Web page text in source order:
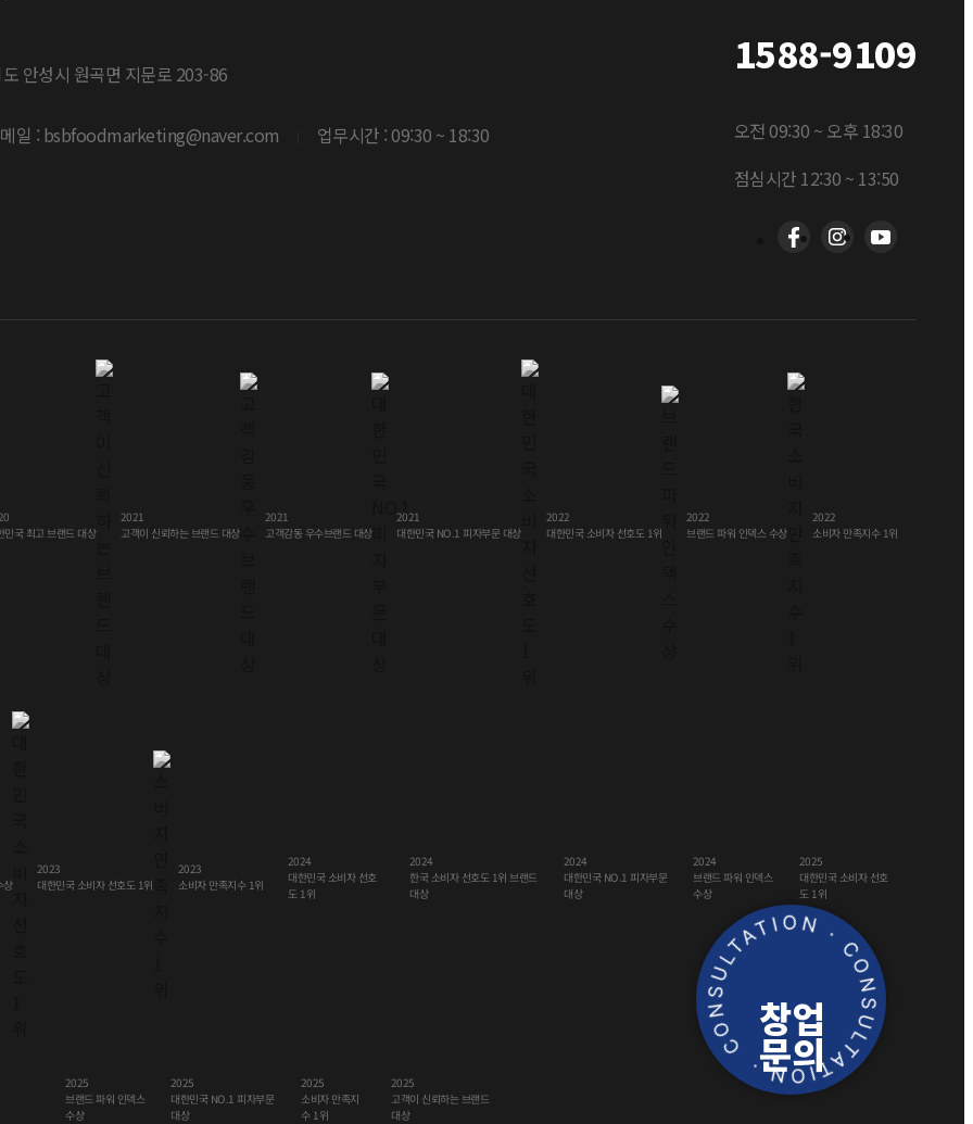
창업
문의
안성시 원곡면 지문로 203-86
일 : bsbfoodmarketing@naver.com 업무시간 : 09:30 ~ 18:30
1588-9109
오전 09:30 ~ 오후 18:30
점심시간 12:30 ~ 13:50
민국 최고브랜드 대상
2021
고객이 신뢰하는브랜드 대상
2021
고객감동우수브랜드 대상
2021
대한민국 NO.1 피자부문 대상
2022
대한민국 소비자선호도 1위
2022
브랜드 파워 인덱스 수상
2022
소비자 만족지수 1위
상
2023
대한민국 소비자 선호도 1위
2023
소비자 만족지수 1위
2024
대한민국 소비자 선호
도 1위
2024
한국 소비자 선호도 1위 브랜드
대상
2024
대한민국 NO.1 피자부문
대상
2024
브랜드 파워 인덱스
수상
2025
대한민국 소비자 선호
도 1위
2025
브랜드 파워 인덱스
수상
2025
대한민국 NO.1 피자부문
대상
2025
소비자 만족지
수 1위
2025
고객이 신뢰하는 브랜드
대상